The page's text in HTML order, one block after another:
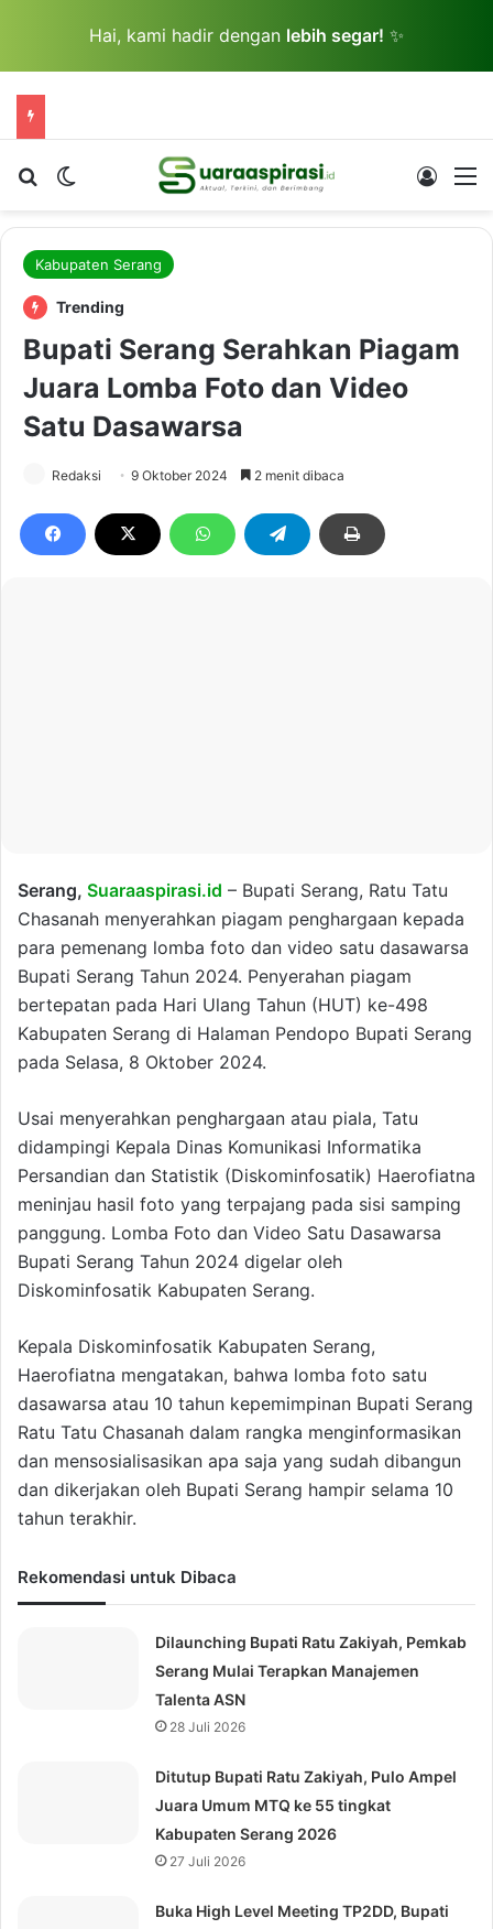
Hai, kami hadir dengan lebih segar! ✨
Cari berita...Switch skin Log In
Kabupaten Serang
Trending
Bupati Serang Serahkan Piagam
Juara Lomba Foto dan Video
Satu Dasawarsa
Redaksi 9 Oktober 2024 2 menit dibaca
Serang, Suaraaspirasi.id – Bupati Serang, Ratu Tatu
Chasanah menyerahkan piagam penghargaan kepada
para pemenang lomba foto dan video satu dasawarsa
Bupati Serang Tahun 2024. Penyerahan piagam
bertepatan pada Hari Ulang Tahun (HUT) ke-498
Kabupaten Serang di Halaman Pendopo Bupati Serang
pada Selasa, 8 Oktober 2024.
Usai menyerahkan penghargaan atau piala, Tatu
didampingi Kepala Dinas Komunikasi Informatika
Persandian dan Statistik (Diskominfosatik) Haerofiatna
meninjau hasil foto yang terpajang pada sisi samping
panggung. Lomba Foto dan Video Satu Dasawarsa
Bupati Serang Tahun 2024 digelar oleh
Diskominfosatik Kabupaten Serang.
Kepala Diskominfosatik Kabupaten Serang,
Haerofiatna mengatakan, bahwa lomba foto satu
dasawarsa atau 10 tahun kepemimpinan Bupati Serang
Ratu Tatu Chasanah dalam rangka menginformasikan
dan mensosialisasikan apa saja yang sudah dibangun
dan dikerjakan oleh Bupati Serang hampir selama 10
tahun terakhir.
Rekomendasi untuk Dibaca
Dilaunching Bupati Ratu Zakiyah, Pemkab
Serang Mulai Terapkan Manajemen
Talenta ASN
28 Juli 2026
Ditutup Bupati Ratu Zakiyah, Pulo Ampel
Juara Umum MTQ ke 55 tingkat
Kabupaten Serang 2026
27 Juli 2026
Buka High Level Meeting TP2DD, Bupati